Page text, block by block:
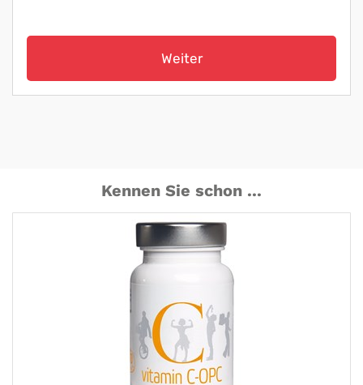
Weiter
Kennen Sie schon ...